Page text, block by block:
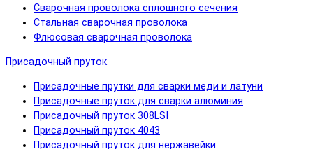
Сварочная проволока сплошного сечения
Стальная сварочная проволока
Флюсовая сварочная проволока
Присадочный пруток
Присадочные прутки для сварки меди и латуни
Присадочные пруток для сварки алюминия
Присадочный пруток 308LSI
Присадочный пруток 4043
Присадочный пруток для нержавейки